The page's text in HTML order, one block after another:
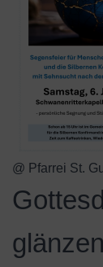
@ Pfarrei St.